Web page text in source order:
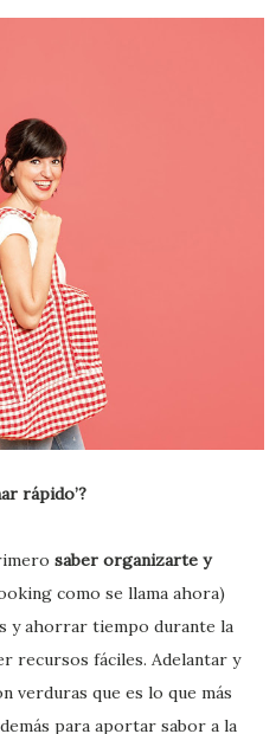
rápido’?
saber organizarte y
como se llama ahora)
y ahorrar tiempo durante la
recursos fáciles. Adelantar y
verduras que es lo que más
para aportar sabor a la